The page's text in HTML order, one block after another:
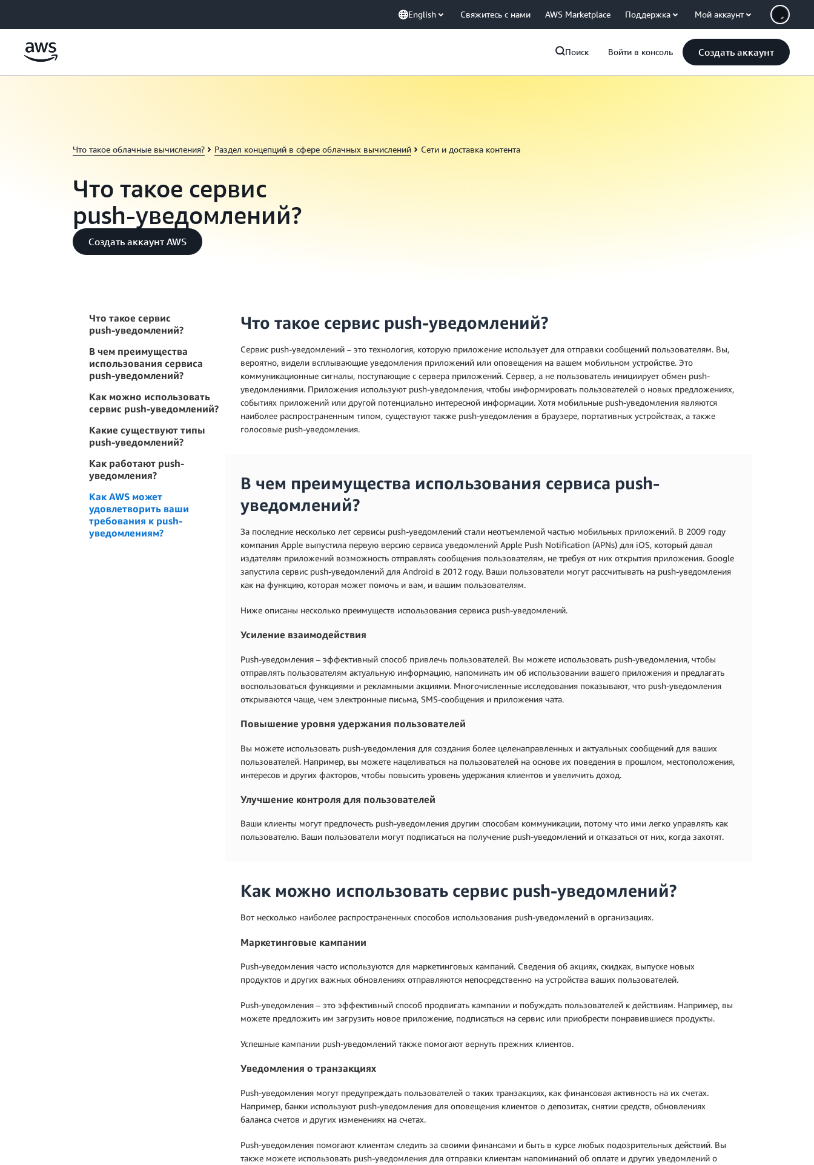
English Свяжитесь с нами AWS Marketplace Поддержка Мой аккаунт
Поиск Войти в консоль Создать аккаунт
Что такое облачные вычисления? Раздел концепций в сфере облачных вычислений Сети и доставка контента
Что такое сервис
push‑уведомлений?
Создать аккаунт AWS
Что такое сервис
push‑уведомлений?
В чем преимущества
использования сервиса
push-уведомлений?
Как можно использовать
сервис push-уведомлений?
Какие существуют типы
push-уведомлений?
Как работают push-
уведомления?
Как AWS может
удовлетворить ваши
требования к push-
уведомлениям?
Что такое сервис push‑уведомлений?
Сервис push-уведомлений – это технология, которую приложение использует для отправки сообщений пользователям. Вы,
вероятно, видели всплывающие уведомления приложений или оповещения на вашем мобильном устройстве. Это
коммуникационные сигналы, поступающие с сервера приложений. Сервер, а не пользователь инициирует обмен push-
уведомлениями. Приложения используют push-уведомления, чтобы информировать пользователей о новых предложениях,
событиях приложений или другой потенциально интересной информации. Хотя мобильные push-уведомления являются
наиболее распространенным типом, существуют также push-уведомления в браузере, портативных устройствах, а также
голосовые push-уведомления.
В чем преимущества использования сервиса push-
уведомлений?
За последние несколько лет сервисы push-уведомлений стали неотъемлемой частью мобильных приложений. В 2009 году
компания Apple выпустила первую версию сервиса уведомлений Apple Push Notification (APNs) для iOS, который давал
издателям приложений возможность отправлять сообщения пользователям, не требуя от них открытия приложения. Google
запустила сервис push-уведомлений для Android в 2012 году. Ваши пользователи могут рассчитывать на push-уведомления
как на функцию, которая может помочь и вам, и вашим пользователям.
Ниже описаны несколько преимуществ использования сервиса push-уведомлений.
Усиление взаимодействия
Push-уведомления – эффективный способ привлечь пользователей. Вы можете использовать push-уведомления, чтобы
отправлять пользователям актуальную информацию, напоминать им об использовании вашего приложения и предлагать
воспользоваться функциями и рекламными акциями. Многочисленные исследования показывают, что push-уведомления
открываются чаще, чем электронные письма, SMS-сообщения и приложения чата.
Повышение уровня удержания пользователей
Вы можете использовать push-уведомления для создания более целенаправленных и актуальных сообщений для ваших
пользователей. Например, вы можете нацеливаться на пользователей на основе их поведения в прошлом, местоположения,
интересов и других факторов, чтобы повысить уровень удержания клиентов и увеличить доход.
Улучшение контроля для пользователей
Ваши клиенты могут предпочесть push-уведомления другим способам коммуникации, потому что ими легко управлять как
пользователю. Ваши пользователи могут подписаться на получение push-уведомлений и отказаться от них, когда захотят.
Как можно использовать сервис push-уведомлений?
Вот несколько наиболее распространенных способов использования push-уведомлений в организациях.
Маркетинговые кампании
Push-уведомления часто используются для маркетинговых кампаний. Сведения об акциях, скидках, выпуске новых
продуктов и других важных обновлениях отправляются непосредственно на устройства ваших пользователей.
Push-уведомления – это эффективный способ продвигать кампании и побуждать пользователей к действиям. Например, вы
можете предложить им загрузить новое приложение, подписаться на сервис или приобрести понравившиеся продукты.
Успешные кампании push-уведомлений также помогают вернуть прежних клиентов.
Уведомления о транзакциях
Push-уведомления могут предупреждать пользователей о таких транзакциях, как финансовая активность на их счетах.
Например, банки используют push-уведомления для оповещения клиентов о депозитах, снятии средств, обновлениях
баланса счетов и других изменениях на счетах.
Push-уведомления помогают клиентам следить за своими финансами и быть в курсе любых подозрительных действий. Вы
также можете использовать push-уведомления для отправки клиентам напоминаний об оплате и других уведомлений о